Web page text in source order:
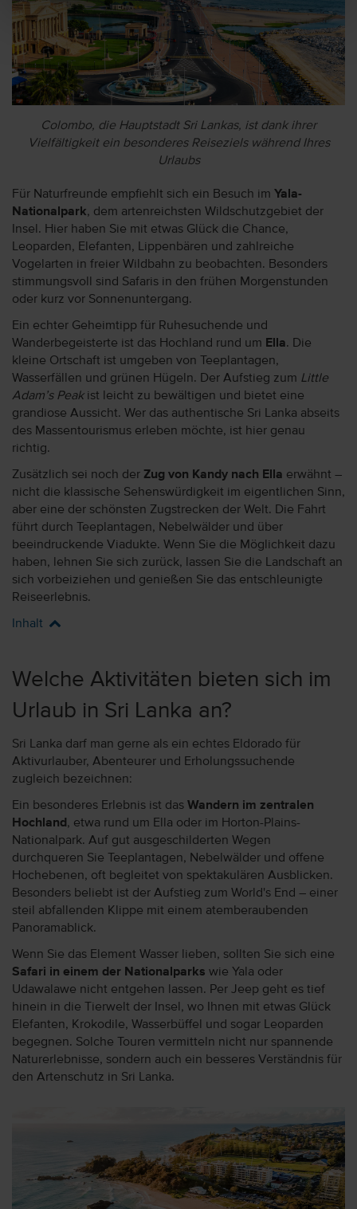
Colombo, die Hauptstadt Sri Lankas, ist dank ihrer
Vielfältigkeit ein besonderes Reiseziels während Ihres
Urlaubs
Für Naturfreunde empfiehlt sich ein Besuch im Yala-
Nationalpark, dem artenreichsten Wildschutzgebiet der
Insel. Hier haben Sie mit etwas Glück die Chance,
Leoparden, Elefanten, Lippenbären und zahlreiche
Vogelarten in freier Wildbahn zu beobachten. Besonders
stimmungsvoll sind Safaris in den frühen Morgenstunden
oder kurz vor Sonnenuntergang.
Ein echter Geheimtipp für Ruhesuchende und
Wanderbegeisterte ist das Hochland rund um Ella. Die
kleine Ortschaft ist umgeben von Teeplantagen,
Wasserfällen und grünen Hügeln. Der Aufstieg zum Little
Adam’s Peakist leicht zu bewältigen und bietet eine
grandiose Aussicht. Wer das authentische Sri Lanka abseits
des Massentourismus erleben möchte, ist hier genau
richtig.
Zusätzlich sei noch der Zug von Kandy nach Ella erwähnt –
nicht die klassische Sehenswürdigkeit im eigentlichen Sinn,
aber eine der schönsten Zugstrecken der Welt. Die Fahrt
führt durch Teeplantagen, Nebelwälder und über
beeindruckende Viadukte. Wenn Sie die Möglichkeit dazu
haben, lehnen Sie sich zurück, lassen Sie die Landschaft an
sich vorbeiziehen und genießen Sie das entschleunigte
Reiseerlebnis.
Inhalt
Welche Aktivitäten bieten sich im
Urlaub in Sri Lanka an?
Sri Lanka darf man gerne als ein echtes Eldorado für
Aktivurlauber, Abenteurer und Erholungssuchende
zugleich bezeichnen:
Ein besonderes Erlebnis ist das Wandern im zentralen
Hochland , etwa rund um Ella oder im Horton-Plains-
Nationalpark. Auf gut ausgeschilderten Wegen
durchqueren Sie Teeplantagen, Nebelwälder und offene
Hochebenen, oft begleitet von spektakulären Ausblicken.
Besonders beliebt ist der Aufstieg zum World's End – einer
steil abfallenden Klippe mit einem atemberaubenden
Panoramablick.
Wenn Sie das Element Wasser lieben, sollten Sie sich eine
Safari in einem der Nationalparks wie Yala oder
Udawalawe nicht entgehen lassen. Per Jeep geht es tief
hinein in die Tierwelt der Insel, wo Ihnen mit etwas Glück
Elefanten, Krokodile, Wasserbüffel und sogar Leoparden
begegnen. Solche Touren vermitteln nicht nur spannende
Naturerlebnisse, sondern auch ein besseres Verständnis für
den Artenschutz in Sri Lanka.